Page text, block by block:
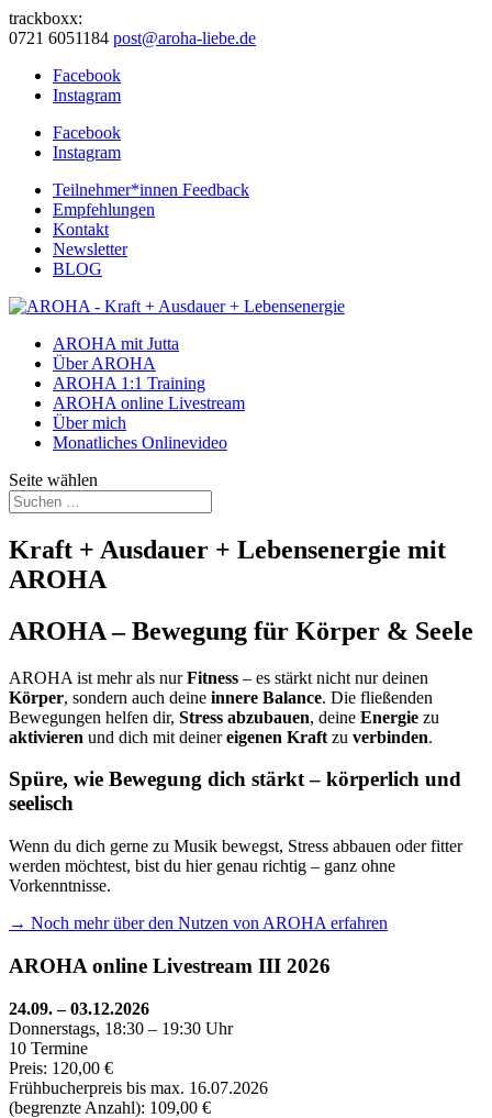
trackboxx:
0721 6051184 post@aroha-liebe.de
Facebook
Instagram
Facebook
Instagram
Teilnehmer*innen Feedback
Empfehlungen
Kontakt
Newsletter
BLOG
AROHA mit Jutta
Über AROHA
AROHA 1:1 Training
AROHA online Livestream
Über mich
Monatliches Onlinevideo
Seite wählen
Kraft + Ausdauer + Lebensenergie mit
AROHA
AROHA – Bewegung für Körper & Seele
AROHA ist mehr als nurFitness – es stärkt nicht nur deinen
Körper, sondern auch deine innere Balance. Die fließenden
Bewegungen helfen dir, Stress abzubauen, deine Energie zu
aktivieren und dich mit deinereigenen Kraft zu verbinden.
Spüre, wie Bewegung dich stärkt – körperlich und
seelisch
Wenn du dich gerne zu Musik bewegst, Stress abbauen oder fitter
werden möchtest, bist du hier genau richtig – ganz ohne
Vorkenntnisse.
→ Noch mehr über den Nutzen von AROHA erfahren
AROHA online Livestream III 2026
24.09. – 03.12.2026
Donnerstags, 18:30 – 19:30 Uhr
10 Termine
Preis: 120,00 €
Frühbucherpreis bis max. 16.07.2026
(begrenzte Anzahl): 109,00 €